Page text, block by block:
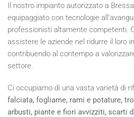
Il nostro impianto autorizzato a
equipaggiato con tecnologie
professionisti altamente competenti.
assistere le aziende nel ridurre il loro
contribuendo al contempo a
settore.
Ci occupiamo di una vasta varietà di
falciata, fogliame, rami e potature,
arbusti, piante e fiori avvizziti, scarti